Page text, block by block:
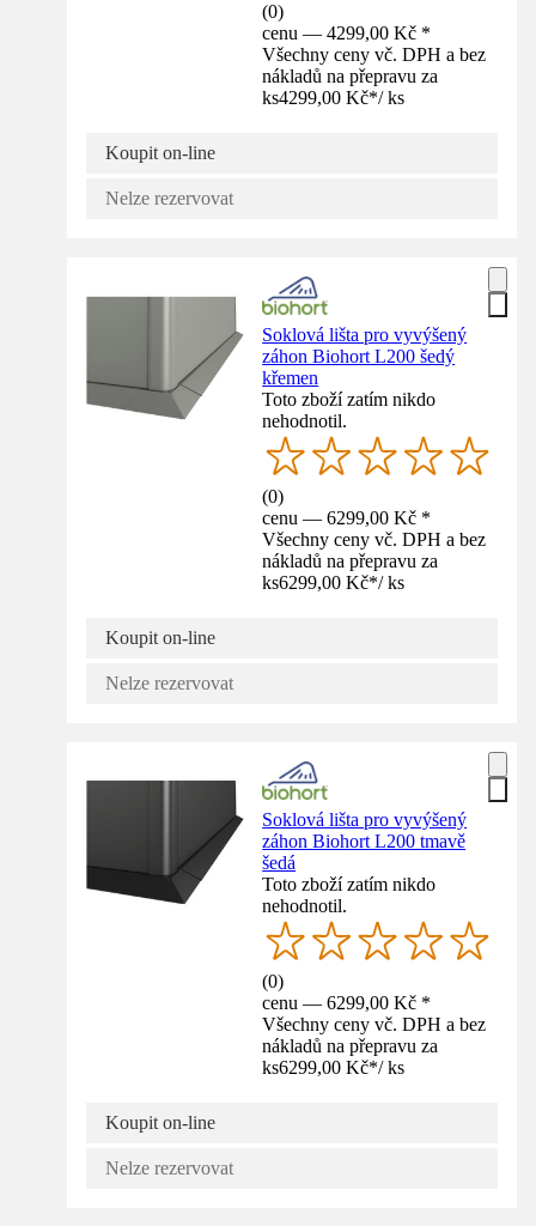
(0)
cenu — 4299,00 Kč *
Všechny ceny vč. DPH a bez
nákladů na přepravu za
ks4299,00 Kč*/ ks
Koupit on-line
Nelze rezervovat
Soklová lišta pro vyvýšený
záhon Biohort L200 šedý
křemen
Toto zboží zatím nikdo
nehodnotil.
(0)
cenu — 6299,00 Kč *
Všechny ceny vč. DPH a bez
nákladů na přepravu za
ks6299,00 Kč*/ ks
Koupit on-line
Nelze rezervovat
Soklová lišta pro vyvýšený
záhon Biohort L200 tmavě
šedá
Toto zboží zatím nikdo
nehodnotil.
(0)
cenu — 6299,00 Kč *
Všechny ceny vč. DPH a bez
nákladů na přepravu za
ks6299,00 Kč*/ ks
Koupit on-line
Nelze rezervovat